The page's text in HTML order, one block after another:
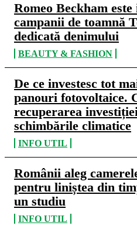
Romeo Beckham
campanii de toamnă
dedicată denimului
BEAUTY & FASHION
De ce investesc tot
panouri fotovoltaice.
recuperarea
schimbările climatice
INFO UTIL
Românii aleg
pentru liniștea din
un studiu
INFO UTIL